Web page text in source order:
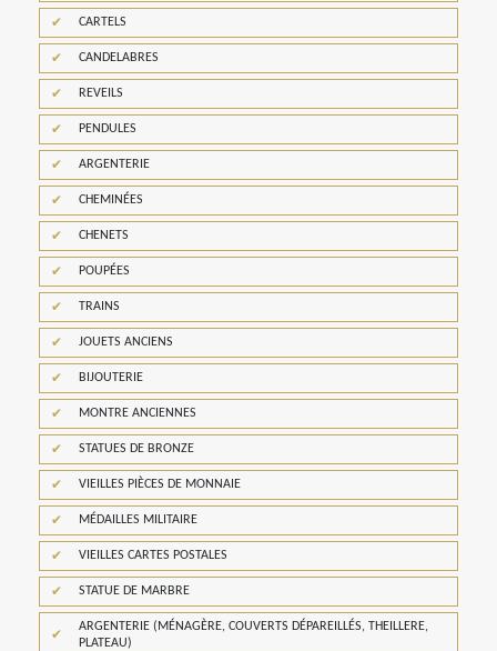
CARTELS
CANDELABRES
REVEILS
PENDULES
ARGENTERIE
CHEMINÉES
CHENETS
POUPÉES
TRAINS
JOUETS ANCIENS
BIJOUTERIE
MONTRE ANCIENNES
STATUES DE BRONZE
VIEILLES PIÈCES DE MONNAIE
MÉDAILLES MILITAIRE
VIEILLES CARTES POSTALES
STATUE DE MARBRE
ARGENTERIE (MÉNAGÈRE, COUVERTS DÉPAREILLÉS, THEILLERE,
PLATEAU)